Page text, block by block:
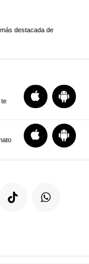
destacada de
te